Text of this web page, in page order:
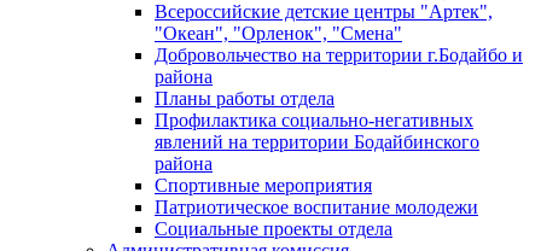
Всероссийские детские центры "Артек",
"Океан", "Орленок", "Смена"
Добровольчество на территории г.Бодайбо и
района
Планы работы отдела
Профилактика социально-негативных
явлений на территории Бодайбинского
района
Спортивные мероприятия
Патриотическое воспитание молодежи
Социальные проекты отдела